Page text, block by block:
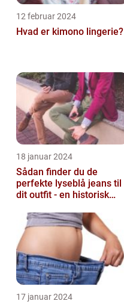
12 februar 2024
Hvad er kimono lingerie?
18 januar 2024
Sådan finder du de
perfekte lyseblå jeans til
dit outfit - en historisk
fash...
17 januar 2024